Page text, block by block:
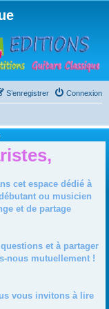
Connexion
S’enregistrer
cet espace dédié à
ou musicien
et de partage
et à partager
nous mutuellement !
vous invitons à lire